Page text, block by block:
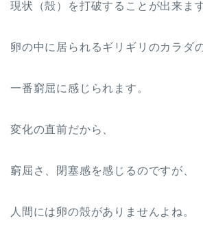
現状（殻）を打破することが出来ま
卵の中に居られるギリギリのカラダ
一番窮屈に感じられます。
変化の直前だから、
窮屈さ、閉塞感を感じるのですが、
人間には卵の殻がありませんよね。